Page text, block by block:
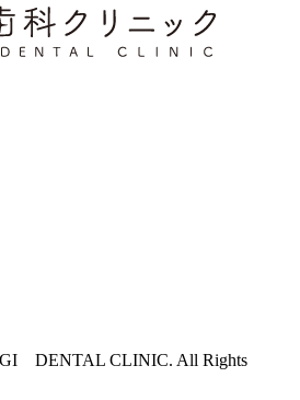
DENTAL CLINIC. All Rights